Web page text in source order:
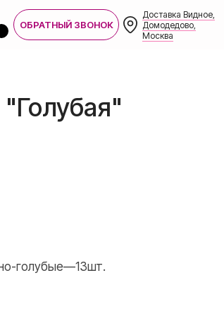
ОБРАТНЫЙ ЗВОНОК
Доставка Видное,
Домодедово,
Москва
голубые—13шт.